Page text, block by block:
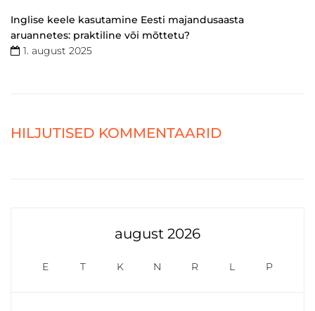
Inglise keele kasutamine Eesti majandusaasta
aruannetes: praktiline või mõttetu?
1. august 2025
HILJUTISED KOMMENTAARID
august 2026
E T K N R L P